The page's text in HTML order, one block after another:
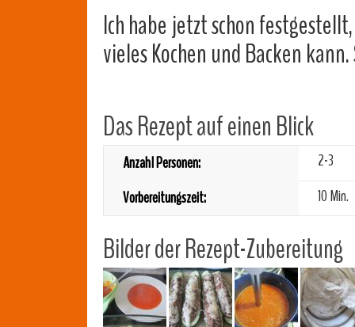
Ich habe jetzt schon
vieles Kochen und Backen
Das Rezept auf einen Blick
Anzahl Personen:
2-3
Vorbereitungszeit:
10 Min.
Bilder der Rezept-Zubereitung